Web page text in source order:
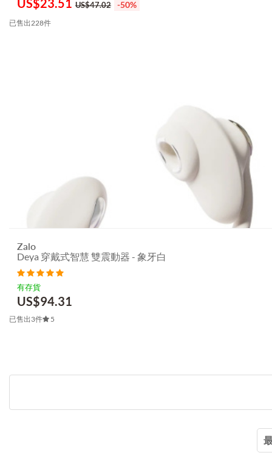
US$23.51 US$47.02 -50%
已售出228件
Zalo
Deya 穿戴式智慧 雙震動器 - 象牙白
有存貨
US$94.31
已售出3件 5